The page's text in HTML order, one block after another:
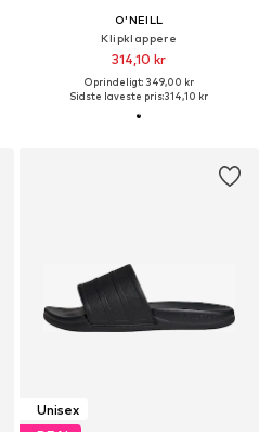
O'NEILL
Klipklappere
314,10 kr
Oprindeligt: 349,00 kr
Sidste laveste pris:314,10 kr
Unisex